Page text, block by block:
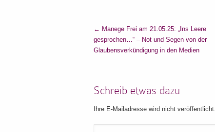
← Manege Frei am 21.05.25: „Ins Leere
gesprochen…“ – Not und Segen von der
Glaubensverkündigung in den Medien
Schreib etwas dazu
Ihre E-Mailadresse wird nicht